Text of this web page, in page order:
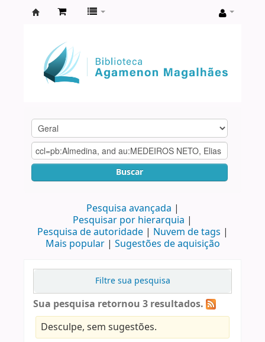
Agamenon
Magalhães
Buscar
Pesquisa avançada
Pesquisar por hierarquia
Pesquisa de autoridade
Nuvem de tags
Mais popular
Sugestões de aquisição
Filtre sua pesquisa
Sua pesquisa retornou 3 resultados.
Desculpe, sem sugestões.